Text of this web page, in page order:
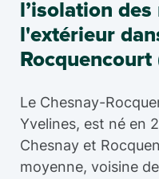
l’isolation
l'extérieur
Rocquencourt
Le Chesnay-
Yvelines, est né en
Chesnay et
moyenne, voisine